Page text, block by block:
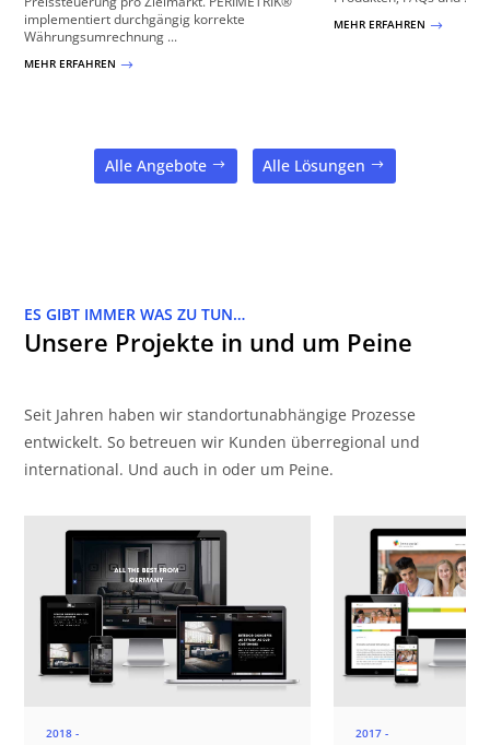
implementiert durchgängig korrekte
Währungsumrechnung ...
MEHR ERFAHREN $
MEHR ERFAHREN $
Alle Angebote Alle Lösungen
ES GIBT IMMER WAS ZU TUN…
Unsere Projekte in und um Peine
Seit Jahren haben wir standortunabhängige Prozesse
entwickelt. So betreuen wir Kunden überregional und
international. Und auch in oder um Peine.
2018 - 2017 -